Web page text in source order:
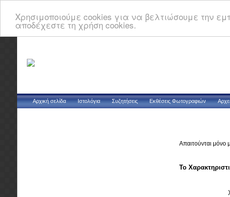
Χρησιμοποιούμε cookies για να βελτιώσουμε την
αποδέχεστε τη χρήση cookies.
Αρχική σελίδα Ιστολόγια Συζητήσεις Εκθέσεις Φωτογραφιών
Απαιτούνται μόνο
Το